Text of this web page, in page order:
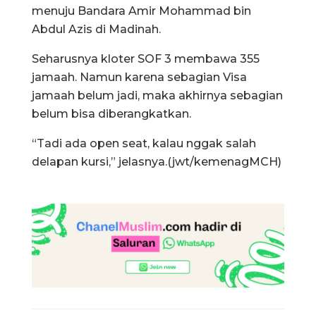
menuju Bandara Amir Mohammad bin
Abdul Azis di Madinah.
Seharusnya kloter SOF 3 membawa 355
jamaah. Namun karena sebagian Visa
jamaah belum jadi, maka akhirnya sebagian
belum bisa diberangkatkan.
“Tadi ada open seat, kalau nggak salah
delapan kursi,” jelasnya.(jwt/kemenagMCH)